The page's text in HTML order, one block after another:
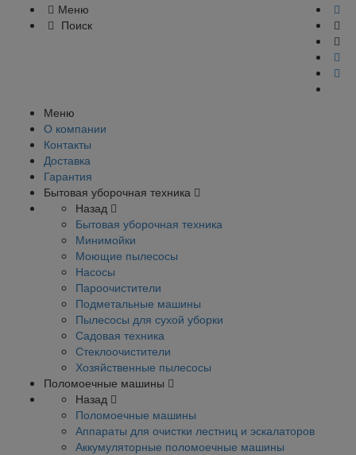
Меню
Поиск
Меню
О компании
Контакты
Доставка
Гарантия
Бытовая уборочная техника
Назад
Бытовая уборочная техника
Минимойки
Моющие пылесосы
Насосы
Пароочистители
Подметальные машины
Пылесосы для сухой уборки
Садовая техника
Стеклоочистители
Хозяйственные пылесосы
Поломоечные машины
Назад
Поломоечные машины
Аппараты для очистки лестниц и эскалаторов
Аккумуляторные поломоечные машины